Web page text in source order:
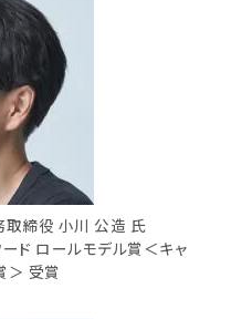
取締役 小川 公造 氏
ド ロールモデル賞＜キャ
＞ 受賞